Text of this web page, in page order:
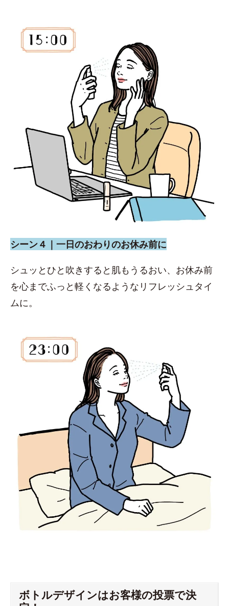
シーン４｜一日のおわりのお休み前に
シュッとひと吹きすると肌もうるおい、お休み前
を心までふっと軽くなるようなリフレッシュタイ
ムに。
ボトルデザインはお客様の投票で決